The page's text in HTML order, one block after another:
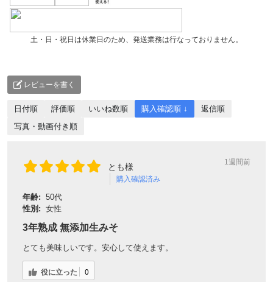
土・日・祝日は休業日のため、発送業務は行なっておりません。
レビューを書く
日付順 評価順 いいね数順 購入確認順 ↓
返信順
写真・動画付き順
とも様
購入確認済み
1週間前
年齢: 50代
性別: 女性
3年熟成 無添加生みそ
とても美味しいです。安心して使えます。
役に立った 0